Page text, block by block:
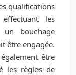
qualifications
les
bouchage
être engagée.
être
les règles de